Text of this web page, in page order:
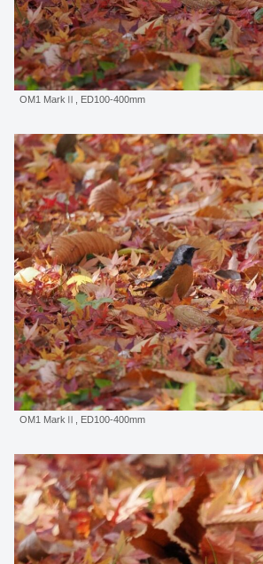
OM1 MarkⅡ, ED100-400mm
OM1 MarkⅡ, ED100-400mm